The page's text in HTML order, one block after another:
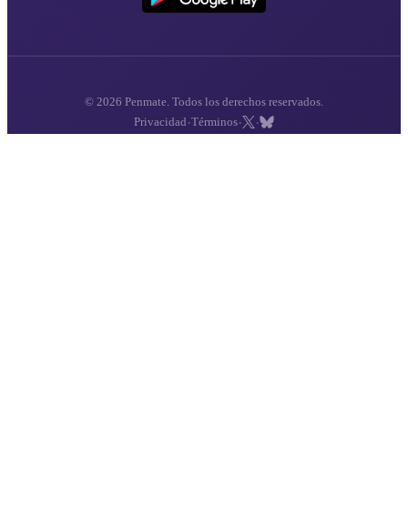
© 2026 Penmate. Todos los derechos reservados.
Privacidad ·Términos· ·